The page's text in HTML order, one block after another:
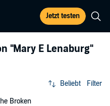
Jetzt testen
"Mary E Lenaburg"
Beliebt Filter
Broken